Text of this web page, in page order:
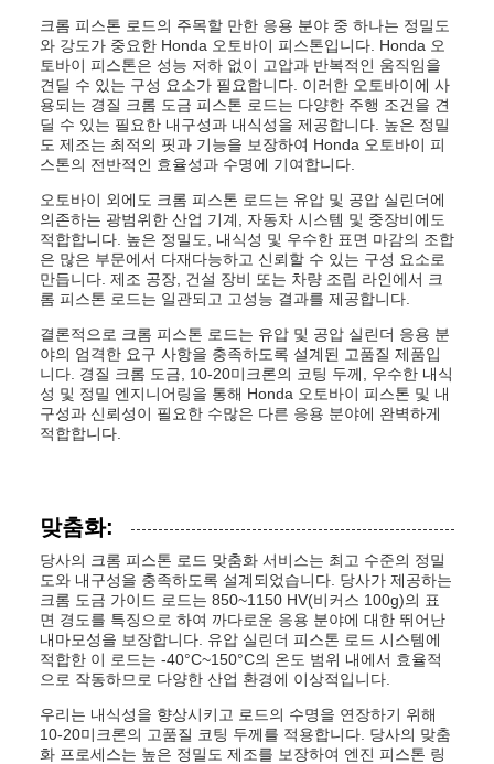
크롬 피스톤 로드의 주목할 만한 응용 분야 중 하나는 정밀도
와 강도가 중요한 Honda 오토바이 피스톤입니다. Honda 오
토바이 피스톤은 성능 저하 없이 고압과 반복적인 움직임을
견딜 수 있는 구성 요소가 필요합니다. 이러한 오토바이에 사
용되는 경질 크롬 도금 피스톤 로드는 다양한 주행 조건을 견
딜 수 있는 필요한 내구성과 내식성을 제공합니다. 높은 정밀
도 제조는 최적의 핏과 기능을 보장하여 Honda 오토바이 피
스톤의 전반적인 효율성과 수명에 기여합니다.
오토바이 외에도 크롬 피스톤 로드는 유압 및 공압 실린더에
의존하는 광범위한 산업 기계, 자동차 시스템 및 중장비에도
적합합니다. 높은 정밀도, 내식성 및 우수한 표면 마감의 조합
은 많은 부문에서 다재다능하고 신뢰할 수 있는 구성 요소로
만듭니다. 제조 공장, 건설 장비 또는 차량 조립 라인에서 크
롬 피스톤 로드는 일관되고 고성능 결과를 제공합니다.
결론적으로 크롬 피스톤 로드는 유압 및 공압 실린더 응용 분
야의 엄격한 요구 사항을 충족하도록 설계된 고품질 제품입
니다. 경질 크롬 도금, 10-20미크론의 코팅 두께, 우수한 내식
성 및 정밀 엔지니어링을 통해 Honda 오토바이 피스톤 및 내
구성과 신뢰성이 필요한 수많은 다른 응용 분야에 완벽하게
적합합니다.
맞춤화:
당사의 크롬 피스톤 로드 맞춤화 서비스는 최고 수준의 정밀
도와 내구성을 충족하도록 설계되었습니다. 당사가 제공하는
크롬 도금 가이드 로드는 850~1150 HV(비커스 100g)의 표
면 경도를 특징으로 하여 까다로운 응용 분야에 대한 뛰어난
내마모성을 보장합니다. 유압 실린더 피스톤 로드 시스템에
적합한 이 로드는 -40°C~150°C의 온도 범위 내에서 효율적
으로 작동하므로 다양한 산업 환경에 이상적입니다.
우리는 내식성을 향상시키고 로드의 수명을 연장하기 위해
10-20미크론의 고품질 코팅 두께를 적용합니다. 당사의 맞춤
화 프로세스는 높은 정밀도 제조를 보장하여 엔진 피스톤 링